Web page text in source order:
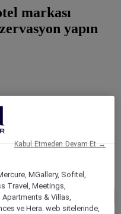
markası
yapın
view available hotels and
MGallery, Sofitel,
Travel, Meetings,
& Villas,
ve Hera. web sitelerinde,
Kabul Etmeden Devam Et →